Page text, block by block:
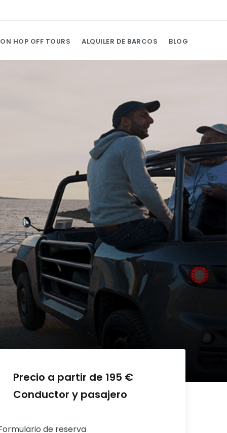
HOP OFF TOURS ALQUILER DE BARCOS BLOG
Precio a partir de 195 €
Conductor y pasajero
de reserva